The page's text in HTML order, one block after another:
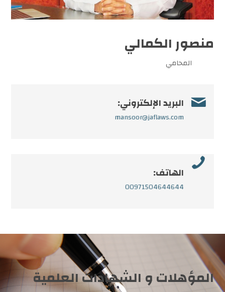
منصور الكمالي
المحامي
 البريد الإلكتروني:
mansoor@jaflaws.com

الهاتف:
00971504644644
المؤهلات و الشهادات العلمية